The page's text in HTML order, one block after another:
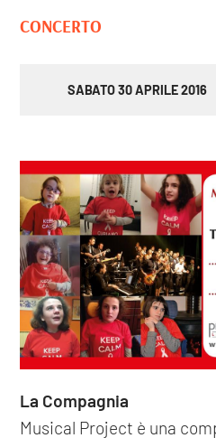
CONCERTO
SABATO 30 APRILE 2016
La Compagnia
Musical Project è una